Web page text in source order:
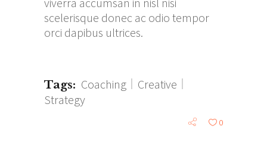
scelerisque donec ac odio tempor
orci dapibus ultrices.
Tags: Coaching
Creative
Strategy
0